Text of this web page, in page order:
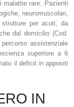
malattie rare. Pazienti
neuromuscolari,
strutture per acuti, da
dal domicilio (Cod.
assistenziale
superiore a 6
il deficit in appositi
IN